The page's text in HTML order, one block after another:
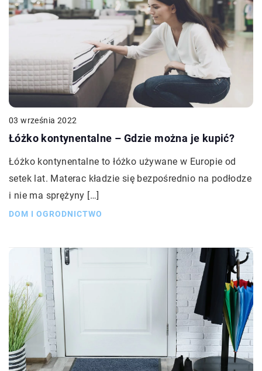
03 września 2022
Łóżko kontynentalne – Gdzie można je kupić?
Łóżko kontynentalne to łóżko używane w Europie od
setek lat. Materac kładzie się bezpośrednio na podłodze
i nie ma sprężyny […]
DOM I OGRODNICTWO